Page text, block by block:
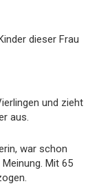
dieser Frau
und zieht
aus.
war schon
Mit 65